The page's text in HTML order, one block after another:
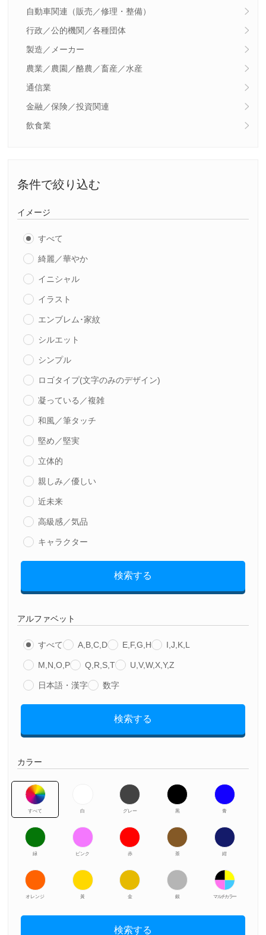
自動車関連（販売／修理・整備）
行政／公的機関／各種団体
製造／メーカー
農業／農園／酪農／畜産／水産
通信業
金融／保険／投資関連
飲食業
条件で絞り込む
イメージ
すべて
綺麗／華やか
イニシャル
イラスト
エンブレム･家紋
シルエット
シンプル
ロゴタイプ(文字のみのデザイン)
凝っている／複雑
和風／筆タッチ
堅め／堅実
立体的
親しみ／優しい
近未来
高級感／気品
キャラクター
検索する
アルファベット
すべて A,B,C,D E,F,G,H I,J,K,L
M,N,O,P Q,R,S,T U,V,W,X,Y,Z
日本語・漢字 数字
検索する
カラー
すべて 白 グレー 黒 青
緑 ピンク 赤 茶 紺
オレンジ 黃 金 銀 マルチカラー
検索する